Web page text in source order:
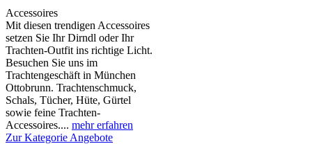
Accessoires
Mit diesen trendigen Accessoires
setzen Sie Ihr Dirndl oder Ihr
Trachten-Outfit ins richtige Licht.
Besuchen Sie uns im
Trachtengeschäft in München
Ottobrunn. Trachtenschmuck,
Schals, Tücher, Hüte, Gürtel
sowie feine Trachten-
Accessoires.... mehr erfahren
Zur Kategorie Angebote